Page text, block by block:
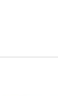
的相关资料：